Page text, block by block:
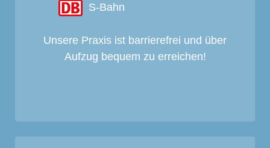
S-Bahn
Unsere Praxis ist barrierefrei und über
Aufzug bequem zu erreichen!